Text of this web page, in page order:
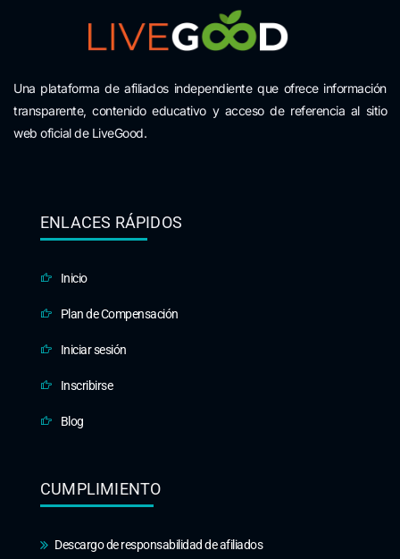
Una plataforma de afiliados independiente que ofrece información
transparente, contenido educativo y acceso de referencia al sitio
web oficial de LiveGood.
ENLACES RÁPIDOS
Inicio
Plan de Compensación
Iniciar sesión
Inscribirse
Blog
CUMPLIMIENTO
Descargo de responsabilidad de afiliados